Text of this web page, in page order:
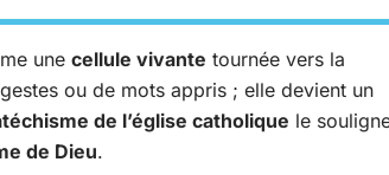
une cellule vivante tournée vers la
ou de mots appris ; elle devient un
de l’église catholique le
de Dieu.